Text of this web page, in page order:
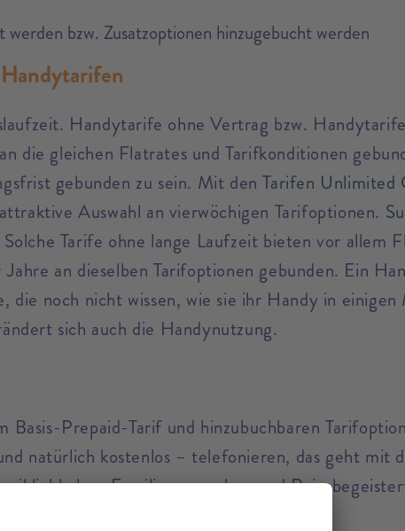
bzw. Zusatzoptionen hinzugebucht werden
Handytarife ohne Vertrag bzw.
die gleichen Flatrates und Tarifkonditionen
gebunden zu sein. Mit denTarifen Unlimited
Auswahl an vierwöchigen Tarifoptionen.
Tarife ohne lange Laufzeit bieten vor allem
an dieselben Tarifoptionen gebunden. Ein
noch nicht wissen, wie sie ihr Handy in
sich auch die Handynutzung.
Prepaid-Tarif und hinzubuchbaren
natürlich kostenlos – telefonieren, das geht mit
Familienmenschen und